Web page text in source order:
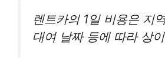
렌트카의 1일 비용은 지
대여 날짜 등에 따라 상